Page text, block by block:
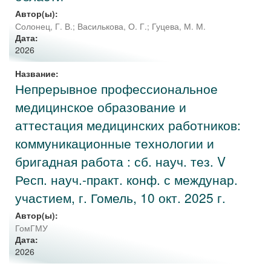
Автор(ы):
Солонец, Г. В.; Василькова, О. Г.; Гуцева, М. М.
Дата:
2026
Название:
Непрерывное профессиональное
медицинское образование и
аттестация медицинских работников:
коммуникационные технологии и
бригадная работа : сб. науч. тез. V
Респ. науч.-практ. конф. с междунар.
участием, г. Гомель, 10 окт. 2025 г.
Автор(ы):
ГомГМУ
Дата:
2026